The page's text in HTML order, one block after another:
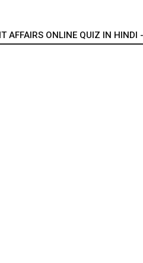
AFFAIRS ONLINE QUIZ IN HINDI